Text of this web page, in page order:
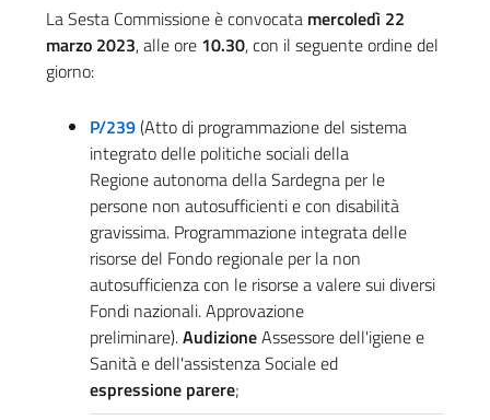
La Sesta Commissione è convocata mercoledì 22
marzo 2023, alle ore 10.30, con il seguente ordine del
giorno:
P/239(Atto di programmazione del sistema
integrato delle politiche sociali della
Regione autonoma della Sardegna per le
persone non autosufficienti e con disabilità
gravissima. Programmazione integrata delle
risorse del Fondo regionale per la non
autosufficienza con le risorse a valere sui diversi
Fondi nazionali. Approvazione
preliminare).AudizioneAssessore dell'igiene e
Sanità e dell'assistenza Sociale ed
espressione parere;